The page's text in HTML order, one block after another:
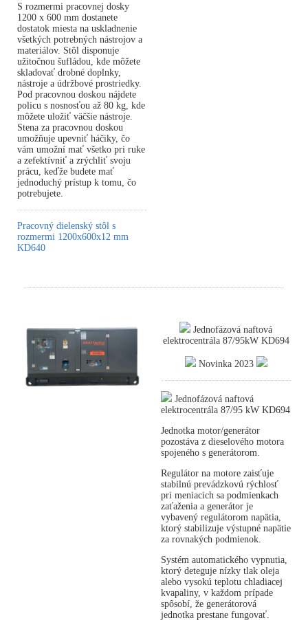
S rozmermi pracovnej dosky
1200 x 600 mm dostanete
dostatok miesta na uskladnenie
všetkých potrebných nástrojov a
materiálov. Stôl disponuje
užitočnou šufládou, kde môžete
skladovať drobné doplnky,
nástroje a údržbové prostriedky.
Pod pracovnou doskou nájdete
policu s nosnosťou až 80 kg, kde
môžete uložiť väčšie nástroje.
Stena za pracovnou doskou
umožňuje upevniť háčiky, čo
vám umožní mať všetko pri ruke
a zefektívniť a zrýchliť svoju
prácu, keďže budete mať
jednoduchý prístup k tomu, čo
potrebujete.
Pracovný dielenský stôl s
rozmermi 1200x600x12 mm
KD640
Jednofázová naftová
elektrocentrála 87/95kW KD694
Novinka 2023
Jednofázová naftová
elektrocentrála 87/95 kW KD694
Jednotka motor/generátor
pozostáva z dieselového motora
spojeného s generátorom.
Regulátor na motore zaisťuje
stabilnú prevádzkovú rýchlosť
pri meniacich sa podmienkach
zaťaženia a generátor je
vybavený regulátorom napätia,
ktorý stabilizuje výstupné napätie
za rovnakých podmienok.
Systém automatického vypnutia,
ktorý deteguje nízky tlak oleja
alebo vysokú teplotu chladiacej
kvapaliny, v každom prípade
spôsobí, že generátorová
jednotka prestane fungovať.